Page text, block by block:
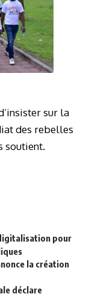
sur la
des rebelles
soutient.
pour
la création
déclare